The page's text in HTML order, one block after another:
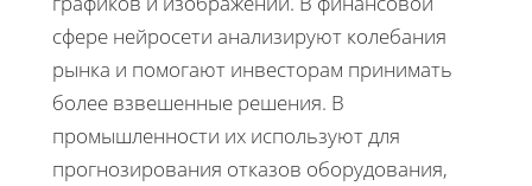
сфере нейросети анализируют колебания
рынка и помогают инвесторам принимать
более взвешенные решения. В
промышленности их используют для
прогнозирования отказов оборудования,